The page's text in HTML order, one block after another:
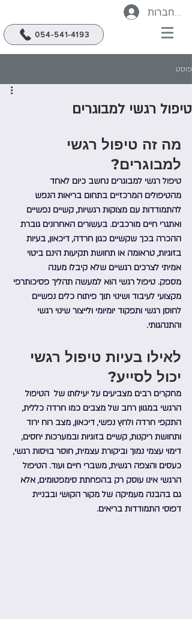
054-541-4193
להתחברות
פוסט
טיפול רגשי למבוגרים
מה זה טיפול רגשי
למבוגרים?
טיפול רגשי למבוגרים נחשב כיום לאחד
מהטיפולים המרכזיים בתחום בריאות הנפש
להתמודדות עם מצוקות רגשיות, קשיים נפשיים
ואתגרי חיים מורכבים. בעשורים האחרונים גוברת
ההכרה בכך שקשיים כגון חרדה, דיכאון, בעיות
בזוגיות, טראומה או תחושת תקיעות הינם ביטוי
אמיתי לצרכים רגשיים שלא קיבלו מענה
מספק. טיפול רגשי הוא למעשה תהליך פסיכותרפי
מקצועי לעיבוד ושינוי תוך פיתוח כלים נפשיים
לחוסן רגשי ותפקוד יומיומי ולייצור שינוי רגשי
והתנהגותי.
לאילו בעיות טיפול רגשי
יכול לסייע?
מחקרים רבים מצביעים על יעילותו של  הטיפול
הרגשי במגוון רחב של מצבים כמו חרדה כללית,
התקפי חרדה ולחץ נפשי, דיכאון, מצב רוח ירוד
ותחושת ריקנות, קשיים בזוגיות ובמערכות יחסים,
דימוי עצמי נמוך וביקורת עצמית, חוסר בויסות רגשי,
כעסים והצפה רגשית, משברי חיים ועוד. הטיפול
הרגשי אינו עוסק רק בהפחתת סימפטומים, אלא
גם בהבנה מעמיקה של מקור הקושי ובבניית
דפוסי התמודדות בריאים.